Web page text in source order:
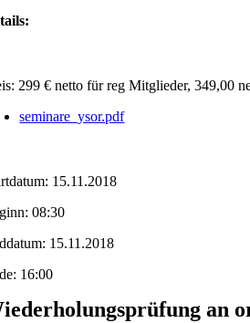
299 € netto für reg Mitglieder, 349,00
seminare_ysor.pdf
15.11.2018
08:30
15.11.2018
16:00
an